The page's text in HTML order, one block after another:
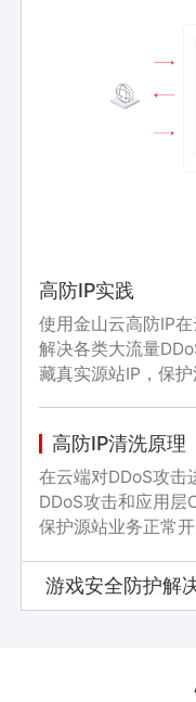
高防IP实践
使用金山云高防IP
解决各类大流量
藏真实源站IP，保
高防IP清洗原理
在云端对DDoS攻击
DDoS攻击和应用层
保护源站业务正常
游戏安全防护解